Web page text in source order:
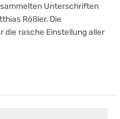
Unterschriften
Rößler. Die
die rasche Einstellung aller